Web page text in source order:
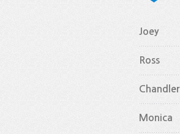
Joey
Ross
Chandler
Monica